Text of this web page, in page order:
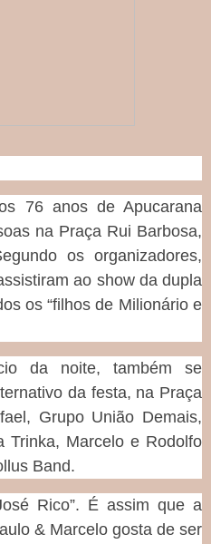
76 anos de Apucarana
na Praça Rui Barbosa,
os organizadores,
ao show da dupla
os “filhos de Milionário e
da noite, também se
da festa, na Praça
Grupo União Demais,
Trinka, Marcelo e Rodolfo
Band.
Rico”. É assim que a
& Marcelo gosta de ser